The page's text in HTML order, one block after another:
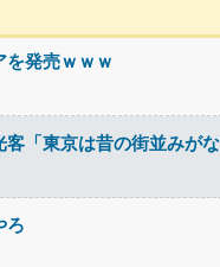
発売ｗｗｗ
客「東京は昔の街並み
ろ